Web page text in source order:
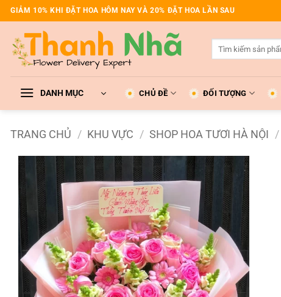
Bỏ
qua
dung
GIẢM 10% KHI ĐẶT HOA HÔM NAY VÀ 20% ĐẶT HOA LẦN SAU
DANH MỤC CHỦ ĐỀ ĐỐI TƯỢNG
TRANG CHỦ / KHU VỰC / SHOP HOA TƯƠI HÀ NỘI /
Add to
wishlist